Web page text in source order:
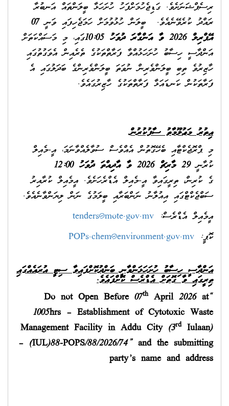
ރިސެޕްޝަނަށެވެ. ގަޑިޖެހުމަށްފަހު ހުށަހަޅާ ބީލަންތައް އަނބުރާ
ރައްދު ކުރެވޭނެއެވެ. ބީލަން ހުޅުވުމަށް ހަމަޖެހިފައި ވަނީ07
އޭޕްރިލް 2026 ވާ އަންގާރަ ދުވަހު
10:05ގައި، މި މަސައްކަތަށް
އަންދާސީ ހިސާބު ހުށަހަޅުއްވާ ފަރާތްތަކުގެ ތެރެއިން އެވަގުތުގައި
ހާޒިރުވެ ތިބި ބީލަންވެރިން ނުވަތަ ބީލަންވެރިންގެ ބަދަލުގައި އެ
ފަރާތަކުން ކަނޑައަޅާ ފަރާތްތަކުގެ ހާޒިރުގައެވެ.
އިތުރު މަޢުލޫމާތު ސާފުކުރުން
މި ޕްރޮޖެކްޓާއި ބެހޭގޮތުން އެއްވެސް ސުވާލެއްވާނަމަ، އީ-މެއިލް
ކުރާނީ29 މާރިޗް 2026 ވާ އާދިއްތަ ދުވަހު 12:00
ގެ ކުރިން، ތިރީގައިވާ އީ-މެއިލް އެޑްރެހަށެވެ. އީމެއިލް ކުރާއިރު
ސަބްޖެކްޓްގައި އިއުލާނު ނަންބަރާއި ބީލަމުގެ ނަން ލިޔަންވާނެއެވެ.
އީމެއިލް އެޑްރެސް: tenders@mote.gov.mv
ކޮޕީ: POPs.chem@environment.gov.mv
އަންދާސީ ހިސާބު ހުށަހަޅަންވާނީ ބަންދުކޮށްފައިވާ ސިޓީ އުރައެއްގައި
ތިރީގައި ވާ ގޮތަށް އެޑްރެސް ކޮށްފައެވެ.
“Do not Open Before
07thApril 2026at
1005hrs – Establishment of Cytotoxic Waste
Management Facility in Addu City (3rdIulaan)
– (IUL)88-POPS/88/2026/74” and the submitting
party’s name and address